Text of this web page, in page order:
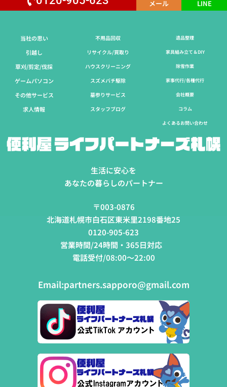
メール LINE
当社の思い
引越し
草刈/剪定/伐採​
ゲームパソコン
その他サービス
求人情報
不用品回収
リサイクル/買取り
ハウスクリーニング
スズメバチ駆除
墓参りサービス
スタッフブログ
遺品整理
家具組み立て＆DIY
除雪作業
家事代行/各種代行
会社概要
コラム
よくあるお問い合わせ
生活に安心を
あなたの暮らしのパートナー
〒003-0876
北海道札幌市白石区東米里2198番地25
0120-905-623
営業時間/24時間・365日対応
電話受付/08:00～22:00
Email:partners.sapporo@gmail.com